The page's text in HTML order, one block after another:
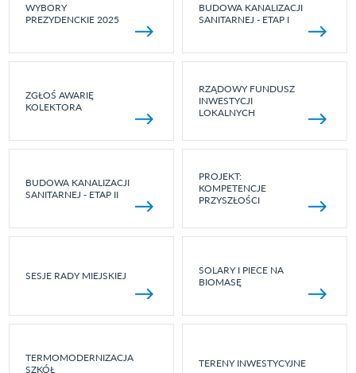
WYBORY
PREZYDENCKIE 2025
BUDOWA KANALIZACJI
SANITARNEJ - ETAP I
ZGŁOŚ AWARIĘ
KOLEKTORA
RZĄDOWY FUNDUSZ
INWESTYCJI
LOKALNYCH
BUDOWA KANALIZACJI
SANITARNEJ - ETAP II
PROJEKT:
KOMPETENCJE
PRZYSZŁOŚCI
SESJE RADY MIEJSKIEJ
SOLARY I PIECE NA
BIOMASĘ
TERMOMODERNIZACJA
SZKÓŁ
TERENY INWESTYCYJNE